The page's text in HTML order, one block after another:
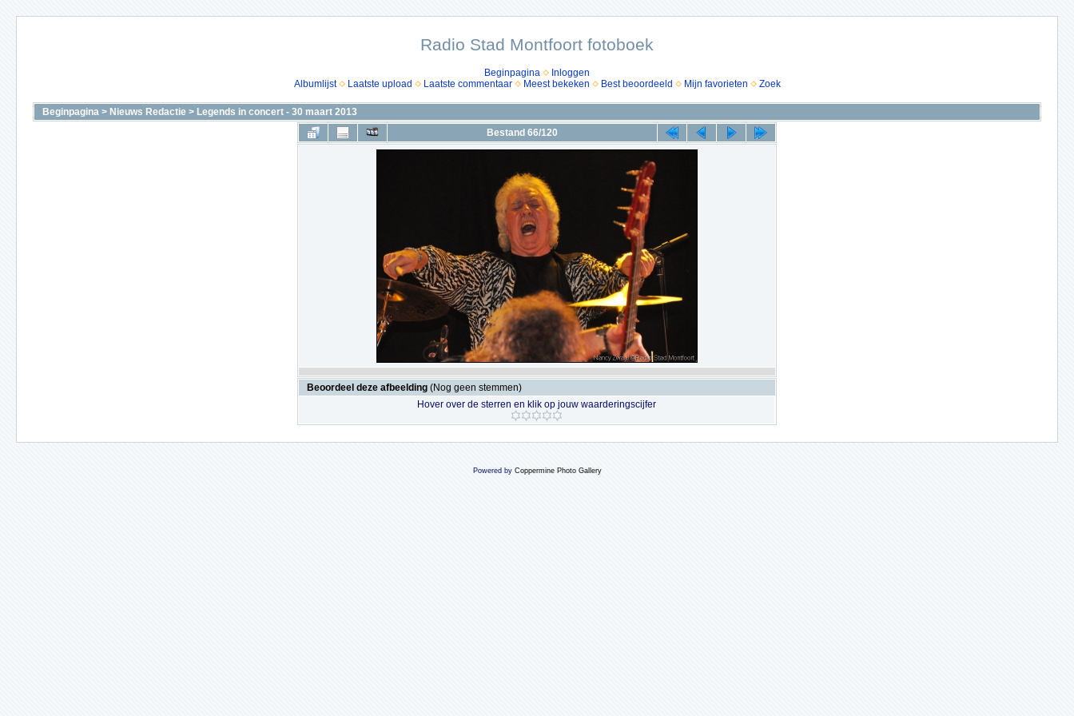
Radio Stad Montfoort fotoboek
Beginpagina
Inloggen
Albumlijst
Laatste upload Laatste commentaar Meest bekeken Best beoordeeld Mijn favorieten Zoek
Beginpagina > Nieuws Redactie > Legends in concert - 30 maart 2013
Bestand 66/120
Beoordeel deze afbeelding (Nog geen stemmen)
Hover over de sterren en klik op jouw waarderingscijfer
Powered by Coppermine Photo Gallery